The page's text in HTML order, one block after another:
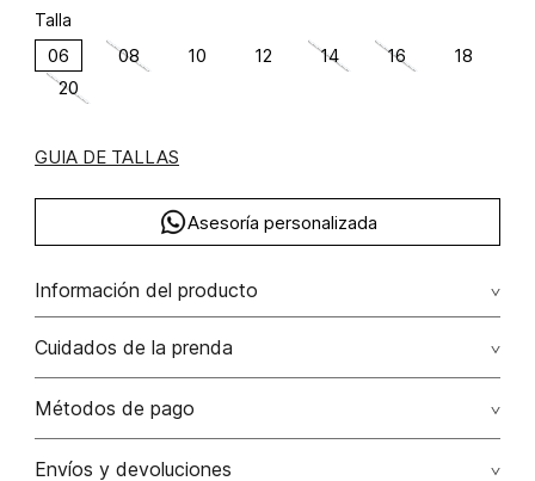
Talla
06 08 10 12 14 16
18
20
GUIA DE TALLAS
Asesoría personalizada
Información del producto
Composición: POLIÉSTER 97% ELASTANO 3%
Cuidados de la prenda
Lavado profesional en seco los tonos oscuros sueltan
No lavar
Métodos de pago
Tarjetas de crédito: Visa, Dinners, Master Card y American
Envíos y devoluciones